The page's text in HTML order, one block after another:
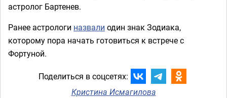
астролог Бартенев.
Ранее астрологи назвали один знак Зодиака,
которому пора начать готовиться к встрече с
Фортуной.
Поделиться в соцсетях:
Кристина Исмагилова